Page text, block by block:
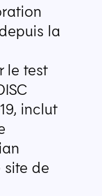
la
le test
, inclut
site de